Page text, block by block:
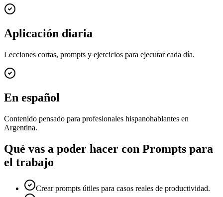
Aplicación diaria
Lecciones cortas, prompts y ejercicios para ejecutar cada día.
En español
Contenido pensado para profesionales hispanohablantes en
Argentina.
Qué vas a poder hacer con Prompts para
el trabajo
Crear prompts útiles para casos reales de productividad.